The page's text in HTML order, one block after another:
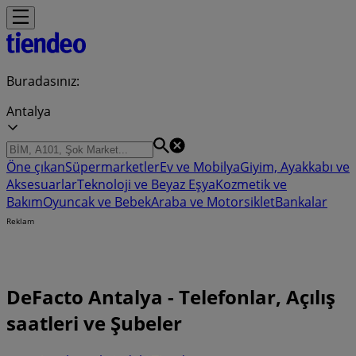
Buradasınız:
Antalya
Öne çıkanSüpermarketlerEv ve MobilyaGiyim, Ayakkabı ve
AksesuarlarTeknoloji ve Beyaz EşyaKozmetik ve
BakımOyuncak ve BebekAraba ve MotorsikletBankalar
Reklam
DeFacto Antalya - Telefonlar, Açılış
saatleri ve Şubeler